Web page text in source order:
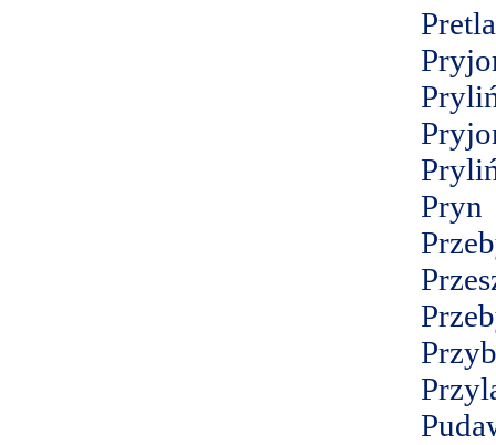
Pryn